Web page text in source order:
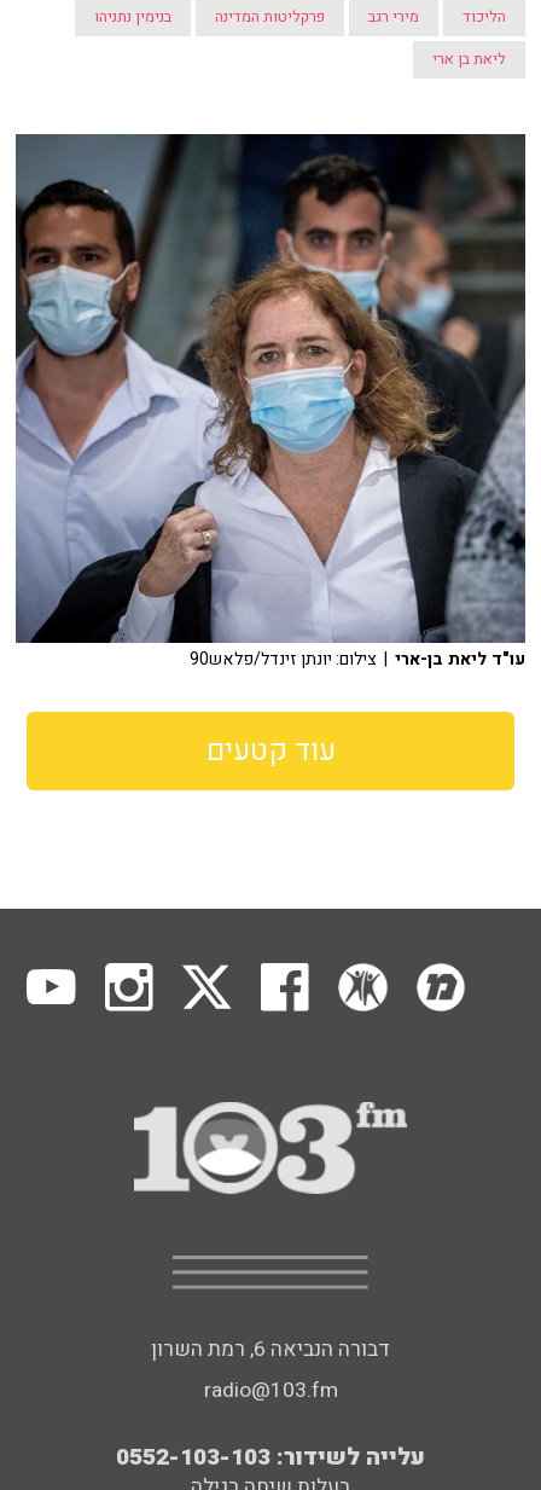
הליכוד מירי רגב פרקליטות המדינה
בנימין נתניהו
ליאת בן ארי
עו"ד ליאת בן-ארי | צילום: יונתן זינדל/פלאש90
עוד קטעים
דבורה הנביאה 6, רמת השרון
radio@103.fm
עלייה לשידור: 0552-103-103